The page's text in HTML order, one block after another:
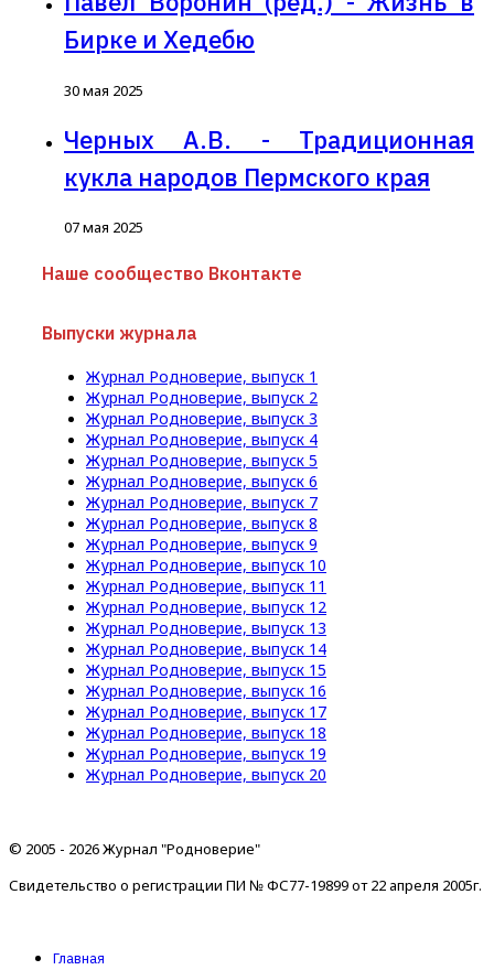
Бирке и Хедебю
30 мая 2025
Черных А.В. - Традиционная
кукла народов Пермского края
07 мая 2025
Наше сообщество Вконтакте
Выпуски журнала
Журнал Родноверие, выпуск 1
Журнал Родноверие, выпуск 2
Журнал Родноверие, выпуск 3
Журнал Родноверие, выпуск 4
Журнал Родноверие, выпуск 5
Журнал Родноверие, выпуск 6
Журнал Родноверие, выпуск 7
Журнал Родноверие, выпуск 8
Журнал Родноверие, выпуск 9
Журнал Родноверие, выпуск 10
Журнал Родноверие, выпуск 11
Журнал Родноверие, выпуск 12
Журнал Родноверие, выпуск 13
Журнал Родноверие, выпуск 14
Журнал Родноверие, выпуск 15
Журнал Родноверие, выпуск 16
Журнал Родноверие, выпуск 17
Журнал Родноверие, выпуск 18
Журнал Родноверие, выпуск 19
Журнал Родноверие, выпуск 20
© 2005 - 2026 Журнал "Родноверие"
Свидетельство о регистрации ПИ № ФС77-19899 от 22 апреля 2005г.
Главная